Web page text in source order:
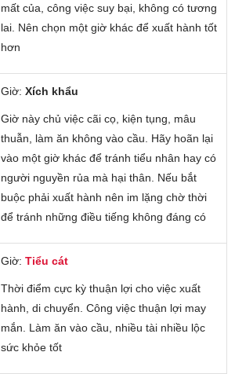
mất của, công việc suy bại, không có tương
lai. Nên chọn một giờ khác để xuất hành tốt
hơn
Giờ: Xích khẩu
Giờ này chủ việc cãi cọ, kiện tụng, mâu
thuẫn, làm ăn không vào cầu. Hãy hoãn lại
vào một giờ khác để tránh tiểu nhân hay có
người nguyền rủa mà hại thân. Nếu bắt
buộc phải xuất hành nên im lặng chờ thời
để tránh những điều tiếng không đáng có
Giờ: Tiểu cát
Thời điểm cực kỳ thuận lợi cho việc xuất
hành, di chuyển. Công việc thuận lợi may
mắn. Làm ăn vào cầu, nhiều tài nhiều lộc
sức khỏe tốt